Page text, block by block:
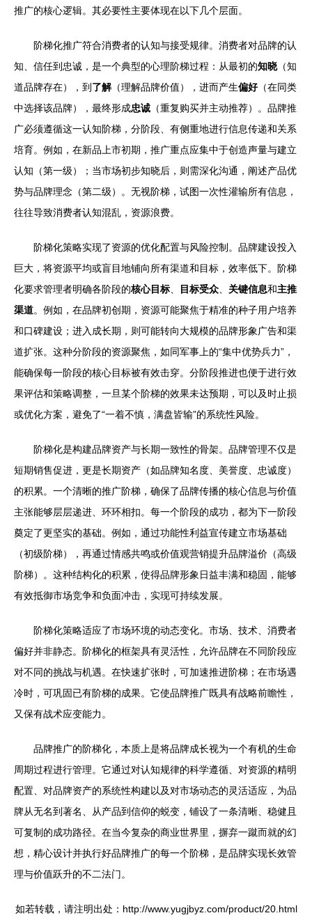
推广的核心逻辑。其必要性主要体现在以下几个层面。
阶梯化推广符合消费者的认知与接受规律。消费者对品牌的认
知、信任到忠诚，是一个典型的心理阶梯过程：从最初的知晓（知
道品牌存在），到 了解（理解品牌价值），进而产生偏好（在同类
中选择该品牌），最终形成忠诚 （重复购买并主动推荐）。品牌推
广必须遵循这一认知阶梯，分阶段、有侧重地进行信息传递和关系
培育。例如，在新品上市初期，推广重点应集中于创造声量与建立
认知（第一级）；当市场初步知晓后，则需深化沟通，阐述产品优
势与品牌理念（第二级）。无视阶梯，试图一次性灌输所有信息，
往往导致消费者认知混乱，资源浪费。
阶梯化策略实现了资源的优化配置与风险控制。品牌建设投入
巨大，将资源平均或盲目地铺向所有渠道和目标，效率低下。阶梯
化要求管理者明确各阶段的核心目标 目标受众 关键信息和主推
渠道。例如，在品牌初创期，资源可能聚焦于精准的种子用户培养
和口碑建设；进入成长期，则可能转向大规模的品牌形象广告和渠
道扩张。这种分阶段的资源聚焦，如同军事上的“集中优势兵力”，
能确保每一阶段的核心目标被有效击穿。分阶段推进也便于进行效
果评估和策略调整，一旦某个阶梯的效果未达预期，可以及时止损
或优化方案，避免了“一着不慎，满盘皆输”的系统性风险。
阶梯化是构建品牌资产与长期一致性的骨架。品牌管理不仅是
短期销售促进，更是长期资产（如品牌知名度、美誉度、忠诚度）
的积累。一个清晰的推广阶梯，确保了品牌传播的核心信息与价值
主张能够层层递进、环环相扣。每一个阶段的成功，都为下一阶段
奠定了更坚实的基础。例如，通过功能性利益宣传建立市场基础
（初级阶梯），再通过情感共鸣或价值观营销提升品牌溢价（高级
阶梯）。这种结构化的积累，使得品牌形象日益丰满和稳固，能够
有效抵御市场竞争和负面冲击，实现可持续发展。
阶梯化策略适应了市场环境的动态变化。市场、技术、消费者
偏好并非静态。阶梯化的框架具有灵活性，允许品牌在不同阶段应
对不同的挑战与机遇。在快速扩张时，可加速推进阶梯；在市场遇
冷时，可巩固已有阶梯的成果。它使品牌推广既具有战略前瞻性，
又保有战术应变能力。
品牌推广的阶梯化，本质上是将品牌成长视为一个有机的生命
周期过程进行管理。它通过对认知规律的科学遵循、对资源的精明
配置、对品牌资产的系统性构建以及对市场动态的灵活适应，为品
牌从无名到著名、从产品到信仰的蜕变，铺设了一条清晰、稳健且
可复制的成功路径。在当今复杂的商业世界里，摒弃一蹴而就的幻
想，精心设计并执行好品牌推广的每一个阶梯，是品牌实现长效管
理与价值跃升的不二法门。
如若转载，请注明出处：http://www.yugjbyz.com/product/20.html